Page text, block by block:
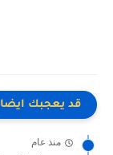
قد يعجبك ايضا
منذ عام